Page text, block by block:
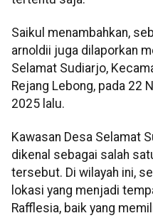
Saikul menambahkan,
arnoldii juga dilaporkan
Selamat Sudiarjo,
Rejang Lebong, pada 22
2025 lalu.
Kawasan Desa Selamat
dikenal sebagai salah
tersebut. Di wilayah ini,
lokasi yang menjadi
Rafflesia, baik yang